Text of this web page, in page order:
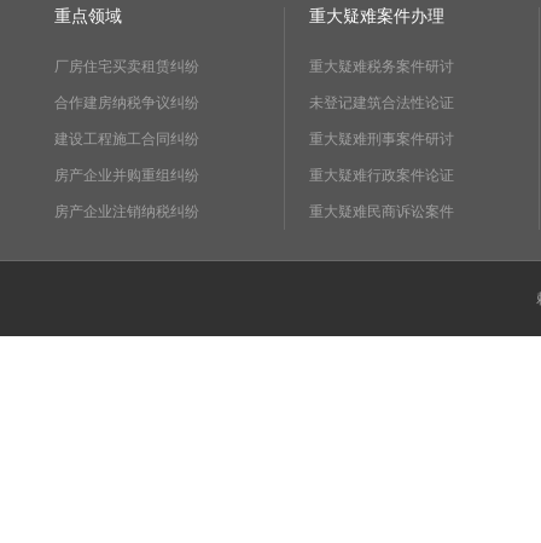
重点领域
厂房住宅买卖租赁纠纷
合作建房纳税争议纠纷
建设工程施工合同纠纷
房产企业并购重组纠纷
房产企业注销纳税纠纷
重大疑难案件办理
重大疑难税务案件研讨
未登记建筑合法性论证
重大疑难刑事案件研讨
重大疑难行政案件论证
重大疑难民商诉讼案件